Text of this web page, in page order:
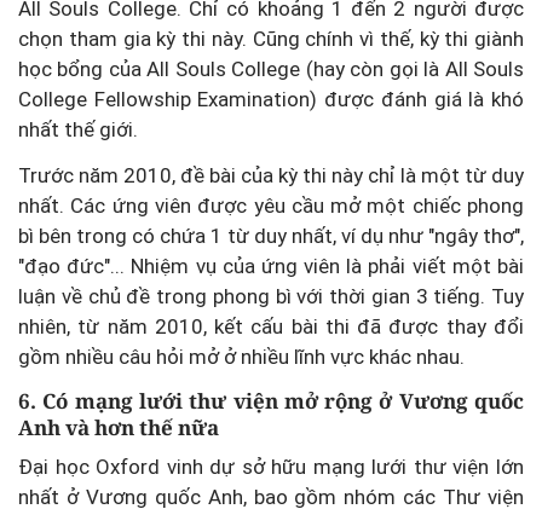
All Souls College. Chỉ có khoảng 1 đến 2 người được
chọn tham gia kỳ thi này. Cũng chính vì thế, kỳ thi giành
học bổng của All Souls College (hay còn gọi là All Souls
College Fellowship Examination) được đánh giá là khó
nhất thế giới.
Trước năm 2010, đề bài của kỳ thi này chỉ là một từ duy
nhất. Các ứng viên được yêu cầu mở một chiếc phong
bì bên trong có chứa 1 từ duy nhất, ví dụ như "ngây thơ",
"đạo đức"... Nhiệm vụ của ứng viên là phải viết một bài
luận về chủ đề trong phong bì với thời gian 3 tiếng. Tuy
nhiên, từ năm 2010, kết cấu bài thi đã được thay đổi
gồm nhiều câu hỏi mở ở nhiều lĩnh vực khác nhau.
6. Có mạng lưới thư viện mở rộng ở Vương quốc
Anh và hơn thế nữa
Đại học Oxford vinh dự sở hữu mạng lưới thư viện lớn
nhất ở Vương quốc Anh, bao gồm nhóm các Thư viện